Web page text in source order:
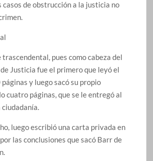
casos de obstrucción a la justicia no
pues como cabeza del
Justicia fue el primero que leyó el
y luego sacó su propio
cuatro páginas, que se le entregó al
ciudadanía.
luego escribió una carta privada en
las conclusiones que sacó Barr de